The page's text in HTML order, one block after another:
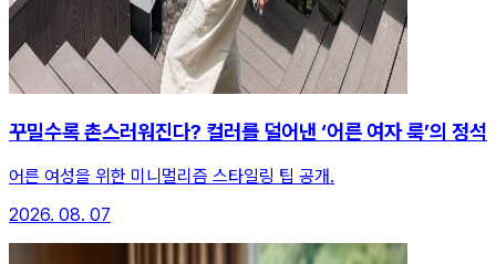
꾸밀수록 촌스러워진다? 컬러를 덜어낸 ‘어른 여자 룩’의 정석
어른 여성을 위한 미니멀리즘 스타일링 팁 공개.
2026. 08. 07